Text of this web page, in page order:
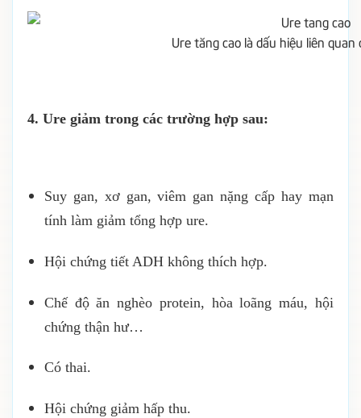
Ure tăng cao là dấu hiệu liên
4. Ure giảm trong các trường hợp sau:
Suy gan, xơ gan, viêm gan nặng cấp hay mạn
tính làm giảm tổng hợp ure.
Hội chứng tiết ADH không thích hợp.
Chế độ ăn nghèo protein, hòa loãng máu, hội
chứng thận hư…
Có thai.
Hội chứng giảm hấp thu.